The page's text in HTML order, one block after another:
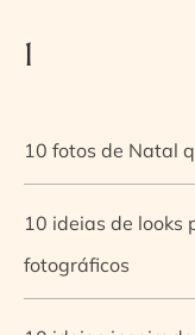
1
10 fotos de Natal
10 ideias de looks
fotográficos